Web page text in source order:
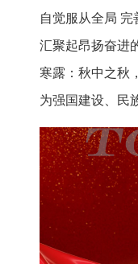
自觉服从全局
汇聚起昂扬奋进
寒露：秋中之秋
为强国建设、民